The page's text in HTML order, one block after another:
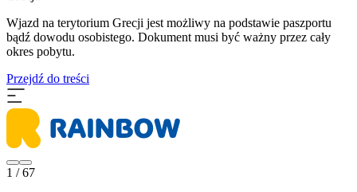
Wjazd na terytorium Grecji jest możliwy na podstawie paszportu
bądź dowodu osobistego. Dokument musi być ważny przez cały
okres pobytu.
Przejdź do treści
1 / 67